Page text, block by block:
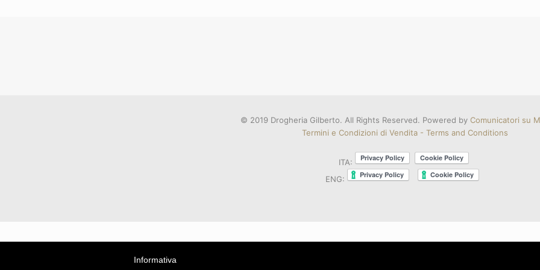
© 2019 Drogheria Gilberto. All Rights Reserved. Powered by Comunicatori su
Termini e Condizioni di Vendita - Terms and Conditions
ITA:
ENG:
Informativa